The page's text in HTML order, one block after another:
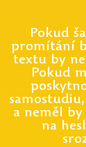
Pokud
promítání
textu by
Pokud
a neměl
na